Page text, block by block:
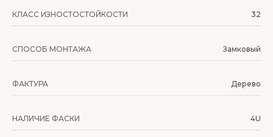
КЛАСС ИЗНОСТОСТОЙКОСТИ 32
СПОСОБ МОНТАЖА Замковый
ФАКТУРА Дерево
НАЛИЧИЕ ФАСКИ 4U